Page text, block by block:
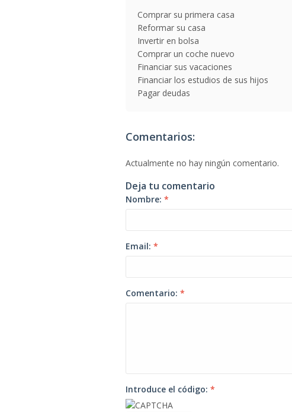
Comprar su primera casa
Reformar su casa
Invertir en bolsa
Comprar un coche nuevo
Financiar sus vacaciones
Financiar los estudios de sus hijos
Pagar deudas
Comentarios:
Actualmente no hay ningún comentario.
Deja tu comentario
Nombre: *
Email: *
Comentario: *
Introduce el código: *